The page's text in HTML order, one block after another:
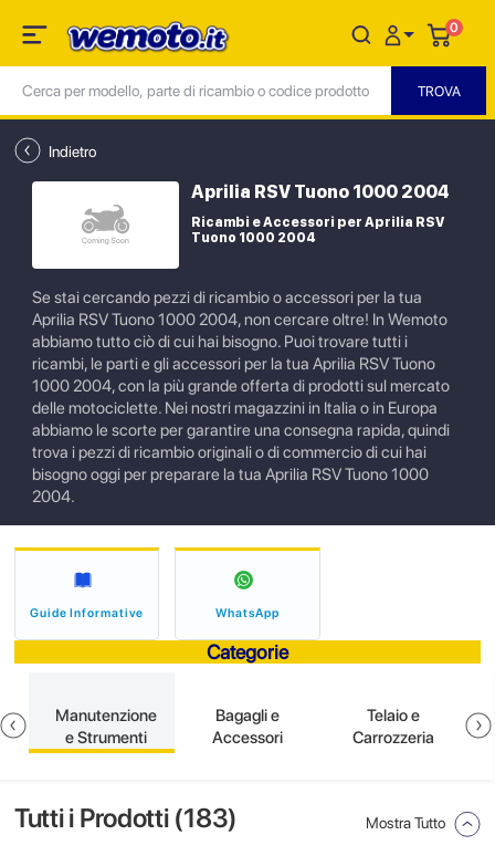
0
Indietro
Aprilia RSV Tuono 1000 2004
Ricambi e Accessori per Aprilia RSV
Tuono 1000 2004
Se stai cercando pezzi di ricambio o accessori per la tua
Aprilia RSV Tuono 1000 2004, non cercare oltre! In Wemoto
abbiamo tutto ciò di cui hai bisogno. Puoi trovare tutti i
ricambi, le parti e gli accessori per la tua Aprilia RSV Tuono
1000 2004, con la più grande offerta di prodotti sul mercato
delle motociclette. Nei nostri magazzini in Italia o in Europa
abbiamo le scorte per garantire una consegna rapida, quindi
trova i pezzi di ricambio originali o di commercio di cui hai
bisogno oggi per preparare la tua Aprilia RSV Tuono 1000
2004.
Guide Informative WhatsApp
Categorie
Manutenzione
e Strumenti
Bagagli e
Accessori
Telaio e
Carrozzeria
Tutti i Prodotti (183) Mostra Tutto